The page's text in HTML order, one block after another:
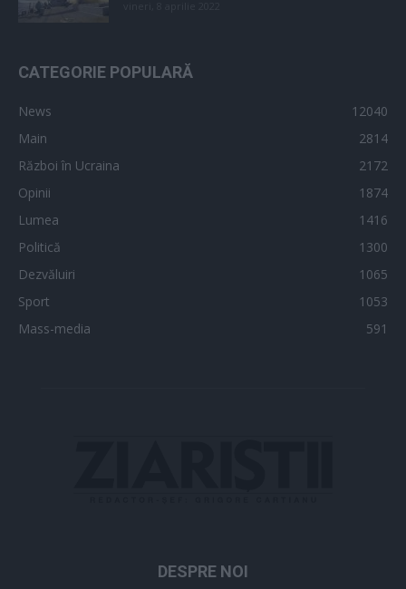
CATEGORIE POPULARĂ
News
12040
Main
2814
Război în Ucraina
2172
Opinii
1874
Lumea
1416
Politică
1300
Dezvăluiri
1065
Sport
1053
Mass-media
591
DESPRE NOI